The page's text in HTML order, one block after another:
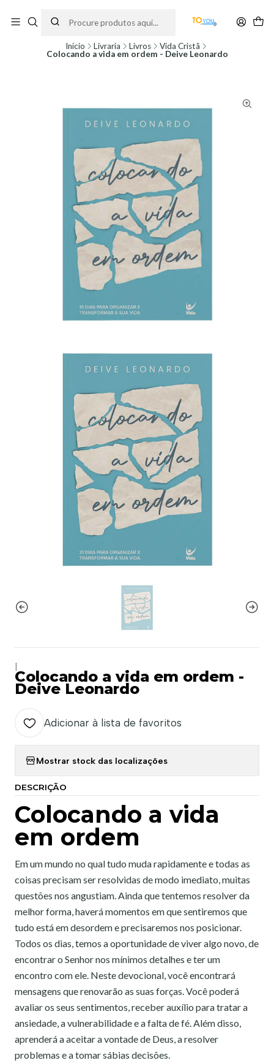
partir do dia 11 de Agosto, às 10H.
Início Livraria Livros
Vida Cristã
Colocando a vida em ordem - Deive Leonardo
Colocando a vida em ordem -
Deive Leonardo
Adicionar à lista de favoritos
Mostrar stock das localizações
DESCRIÇÃO
Colocando a vida
em ordem
Em um mundo no qual tudo muda rapidamente e todas as
coisas precisam ser resolvidas de modo imediato, muitas
questões nos angustiam. Ainda que tentemos resolver da
melhor forma, haverá momentos em que sentiremos que
tudo está em desordem e precisaremos nos posicionar.
Todos os dias, temos a oportunidade de viver algo novo, de
encontrar o Senhor nos mínimos detalhes e ter um
encontro com ele. Neste devocional, você encontrará
mensagens que renovarão as suas forças. Você poderá
avaliar os seus sentimentos, receber auxílio para tratar a
ansiedade, a vulnerabilidade e a falta de fé. Além disso,
aprenderá a aceitar a vontade de Deus, a resolver
problemas e a tomar sábias decisões.